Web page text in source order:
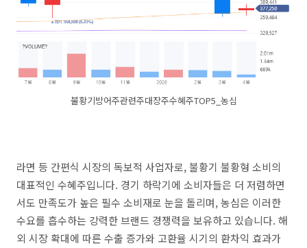
불황기방어주관련주대장주수혜주TOP5_농심
라면 등 간편식 시장의 독보적 사업자로, 불황기 불황형 소비의
대표적인 수혜주입니다. 경기 하락기에 소비자들은 더 저렴하면
서도 만족도가 높은 필수 소비재로 눈을 돌리며, 농심은 이러한
수요를 흡수하는 강력한 브랜드 경쟁력을 보유하고 있습니다. 해
외 시장 확대에 따른 수출 증가와 고환율 시기의 환차익 효과가